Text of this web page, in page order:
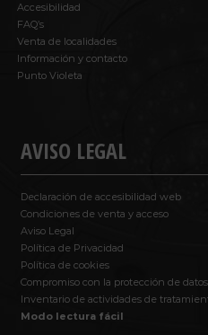
Accesibilidad
FAQ’s
Venta de localidades
Información y contacto
Punto Violeta
AVISO LEGAL
Declaración de accesibilidad web
Condiciones de venta y acceso
Aviso Legal
Política de Privacidad
Política de cookies
Compromiso con la protección de
Inventario de actividades de
Modo lectura fácil